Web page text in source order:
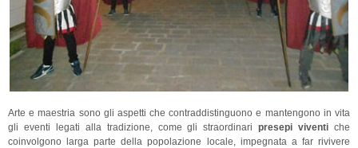
Arte e maestria sono gli aspetti che contraddistinguono e mantengono in vita
gli eventi legati alla tradizione, come gli straordinaripresepi viventi che
coinvolgono larga parte della popolazione locale, impegnata a far rivivere